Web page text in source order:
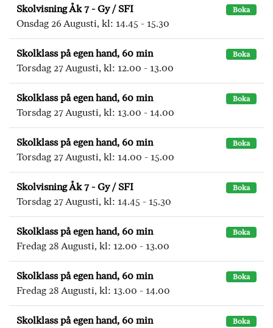
Skolvisning Åk 7 - Gy / SFI Boka
Onsdag 26 Augusti, kl: 14.45 - 15.30
Skolklass på egen hand, 60 min Boka
Torsdag 27 Augusti, kl: 12.00 - 13.00
Skolklass på egen hand, 60 min Boka
Torsdag 27 Augusti, kl: 13.00 - 14.00
Skolklass på egen hand, 60 min Boka
Torsdag 27 Augusti, kl: 14.00 - 15.00
Skolvisning Åk 7 - Gy / SFI Boka
Torsdag 27 Augusti, kl: 14.45 - 15.30
Skolklass på egen hand, 60 min Boka
Fredag 28 Augusti, kl: 12.00 - 13.00
Skolklass på egen hand, 60 min Boka
Fredag 28 Augusti, kl: 13.00 - 14.00
Skolklass på egen hand, 60 min Boka